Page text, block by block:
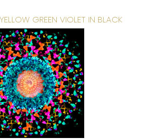
GREEN VIOLET IN BLACK